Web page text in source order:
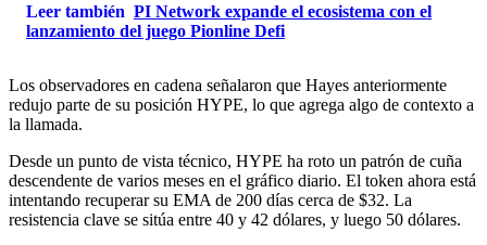
Leer también PI Network expande el ecosistema con el
lanzamiento del juego Pionline Defi
Los observadores en cadena señalaron que Hayes anteriormente
redujo parte de su posición HYPE, lo que agrega algo de contexto a
la llamada.
Desde un punto de vista técnico, HYPE ha roto un patrón de cuña
descendente de varios meses en el gráfico diario. El token ahora está
intentando recuperar su EMA de 200 días cerca de $32. La
resistencia clave se sitúa entre 40 y 42 dólares, y luego 50 dólares.